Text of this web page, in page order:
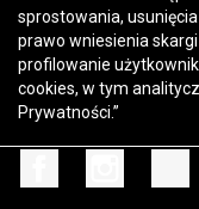
sprostowania,
prawo wniesienia
profilowanie
cookies, w tym
Prywatności.”